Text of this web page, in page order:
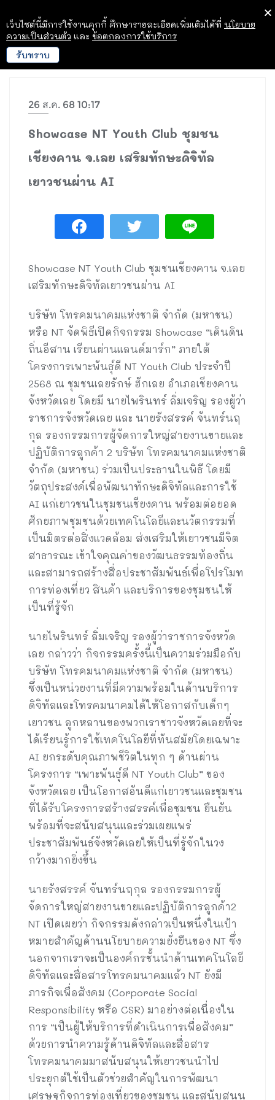
26 ส.ค. 68 10:17
Showcase NT Youth Club ชุมชน
เชียงคาน จ.เลย เสริมทักษะดิจิทัล
เยาวชนผ่าน AI
Showcase NT Youth Club ชุมชนเชียงคาน จ.เลย
เสริมทักษะดิจิทัลเยาวชนผ่าน AI
บริษัท โทรคมนาคมแห่งชาติ จำกัด (มหาชน)
หรือ NT จัดพิธีเปิดกิจกรรม Showcase “เดินดิน
ถิ่นอีสาน เรียนผ่านแลนด์มาร์ก” ภายใต้
โครงการเพาะพันธุ์ดี NT Youth Club ประจำปี
2568 ณ ชุมชนเลยรักษ์ ฮักเลย อำเภอเชียงคาน
จังหวัดเลย โดยมี นายไพรินทร์ ลิ่มเจริญ รองผู้ว่า
ราชการจังหวัดเลย และ นายรังสรรค์ จันทร์นฤ
กุล รองกรรมการผู้จัดการใหญ่สายงานขายและ
ปฏิบัติการลูกค้า 2 บริษัท โทรคมนาคมแห่งชาติ
จำกัด (มหาชน) ร่วมเป็นประธานในพิธี โดยมี
วัตถุประสงค์เพื่อพัฒนาทักษะดิจิทัลและการใช้
AI แก่เยาวชนในชุมชนเชียงคาน พร้อมต่อยอด
ศักยภาพชุมชนด้วยเทคโนโลยีและนวัตกรรมที่
เป็นมิตรต่อสิ่งแวดล้อม ส่งเสริมให้เยาวชนมีจิต
สาธารณะ เข้าใจคุณค่าของวัฒนธรรมท้องถิ่น
และสามารถสร้างสื่อประชาสัมพันธ์เพื่อโปรโมท
การท่องเที่ยว สินค้า และบริการของชุมชนให้
เป็นที่รู้จัก
นายไพรินทร์ ลิ่มเจริญ รองผู้ว่าราชการจังหวัด
เลย กล่าวว่า กิจกรรมครั้งนี้เป็นความร่วมมือกับ
บริษัท โทรคมนาคมแห่งชาติ จำกัด (มหาชน)
ซึ่งเป็นหน่วยงานที่มีความพร้อมในด้านบริการ
ดิจิทัลและโทรคมนาคมได้ให้โอกาสกับเด็กๆ
เยาวชน ลูกหลานของพวกเราชาวจังหวัดเลยที่จะ
ได้เรียนรู้การใช้เทคโนโลยีที่ทันสมัยโดยเฉพาะ
AI ยกระดับคุณภาพชีวิตในทุก ๆ ด้านผ่าน
โครงการ “เพาะพันธุ์ดี NT Youth Club” ของ
จังหวัดเลย เป็นโอกาสอันดีแก่เยาวชนและชุมชน
ที่ได้รับโครงการสร้างสรรค์เพื่อชุมชน ยืนยัน
พร้อมที่จะสนับสนุนและร่วมเผยแพร่
ประชาสัมพันธ์จังหวัดเลยให้เป็นที่รู้จักในวง
กว้างมากยิ่งขึ้น
นายรังสรรค์ จันทร์นฤกุล รองกรรมการผู้
จัดการใหญ่สายงานขายและปฏิบัติการลูกค้า2
NT เปิดเผยว่า กิจกรรมดังกล่าวเป็นหนึ่งในเป้า
หมายสำคัญด้านนโยบายความยั่งยืนของ NT ซึ่ง
นอกจากเราจะเป็นองค์กรชั้นนำด้านเทคโนโลยี
ดิจิทัลและสื่อสารโทรคมนาคมแล้ว NT ยังมี
ภารกิจเพื่อสังคม (Corporate Social
Responsibility หรือ CSR) มาอย่างต่อเนื่องใน
การ “เป็นผู้ให้บริการที่ดำเนินการเพื่อสังคม”
ด้วยการนำความรู้ด้านดิจิทัลและสื่อสาร
โทรคมนาคมมาสนับสนุนให้เยาวชนนำไป
ประยุกต์ใช้เป็นตัวช่วยสำคัญในการพัฒนา
เศรษฐกิจการท่องเที่ยวของชุมชน และสนับสนุน
เว็บไซต์นี้มีการใช้งานคุกกี้ ศึกษารายละเอียดเพิ่มเติมได้ที่ นโยบาย
ความเป็นส่วนตัว และ ข้อตกลงการใช้บริการ
รับทราบ